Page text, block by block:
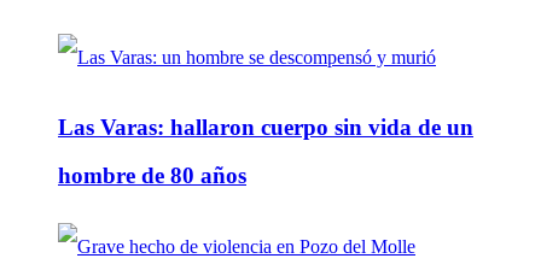
Las Varas: hallaron cuerpo sin vida de un
hombre de 80 años